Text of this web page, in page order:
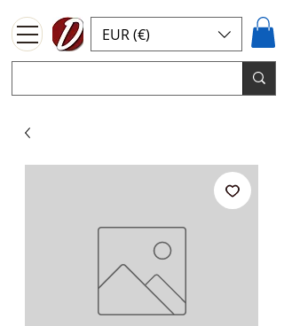
EUR (€)